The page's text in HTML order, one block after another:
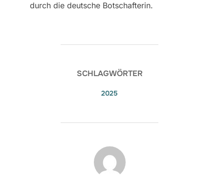
durch die deutsche Botschafterin.
SCHLAGWÖRTER
2025
BEITRAGSAUTOR